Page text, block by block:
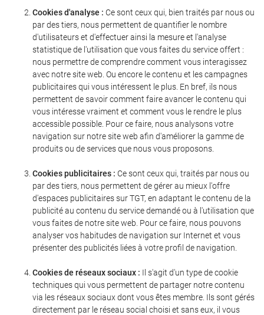
Cookies d'analyse : Ce sont ceux qui, bien traités par nous ou
par des tiers, nous permettent de quantifier le nombre
d'utilisateurs et d'effectuer ainsi la mesure et l'analyse
statistique de l'utilisation que vous faites du service offert :
nous permettre de comprendre comment vous interagissez
avec notre site web. Ou encore le contenu et les campagnes
publicitaires qui vous intéressent le plus. En bref, ils nous
permettent de savoir comment faire avancer le contenu qui
vous intéresse vraiment et comment vous le rendre le plus
accessible possible. Pour ce faire, nous analysons votre
navigation sur notre site web afin d'améliorer la gamme de
produits ou de services que nous vous proposons.
Cookies publicitaires : Ce sont ceux qui, traités par nous ou
par des tiers, nous permettent de gérer au mieux l'offre
d'espaces publicitaires sur TGT, en adaptant le contenu de la
publicité au contenu du service demandé ou à l'utilisation que
vous faites de notre site web. Pour ce faire, nous pouvons
analyser vos habitudes de navigation sur Internet et vous
présenter des publicités liées à votre profil de navigation.
Cookies de réseaux sociaux : Il s'agit d'un type de cookie
techniques qui vous permettent de partager notre contenu
via les réseaux sociaux dont vous êtes membre. Ils sont gérés
directement par le réseau social choisi et sans eux, il vous